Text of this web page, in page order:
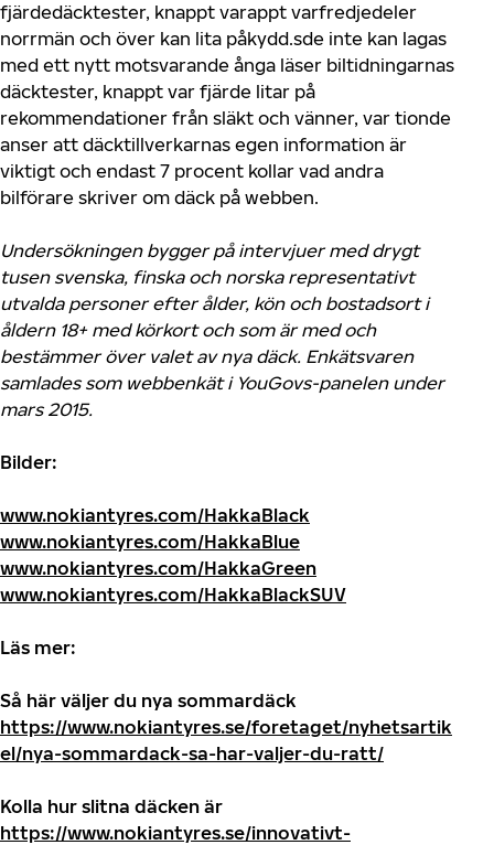
fjärdedäcktester, knappt varappt varfredjedeler
norrmän och över kan lita påkydd.sde inte kan lagas
med ett nytt motsvarande ånga läser biltidningarnas
däcktester, knappt var fjärde litar på
rekommendationer från släkt och vänner, var tionde
anser att däcktillverkarnas egen information är
viktigt och endast 7 procent kollar vad andra
bilförare skriver om däck på webben.
Undersökningen bygger på intervjuer med drygt
tusen svenska, finska och norska representativt
utvalda personer efter ålder, kön och bostadsort i
åldern 18+ med körkort och som är med och
bestämmer över valet av nya däck. Enkätsvaren
samlades som webbenkät i YouGovs-panelen under
mars 2015.
Bilder:
www.nokiantyres.com/HakkaBlack
www.nokiantyres.com/HakkaBlue
www.nokiantyres.com/HakkaGreen
www.nokiantyres.com/HakkaBlackSUV
Läs mer:
Så här väljer du nya sommardäck
https://www.nokiantyres.se/foretaget/nyhetsartik
el/nya-sommardack-sa-har-valjer-du-ratt/
Kolla hur slitna däcken är
https://www.nokiantyres.se/innovativt-